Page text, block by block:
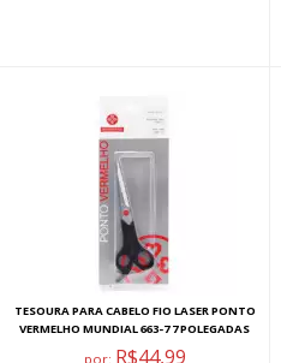
TESOURA PARA CABELO FIO LASER PONTO
VERMELHO MUNDIAL 663-7 7 POLEGADAS
por: R$44,99